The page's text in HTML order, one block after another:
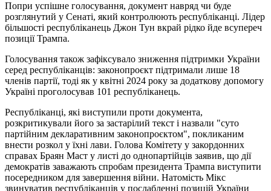
Попри успішне голосування, документ навряд чи буде
розглянутий у Сенаті, який контролюють республіканці. Лідер
більшості республіканець Джон Тун вкрай рідко йде всупереч
позиції Трампа.
Голосування також зафіксувало зниження підтримки України
серед республіканців: законопроєкт підтримали лише 18
членів партії, тоді як у квітні 2024 року за додаткову допомогу
Україні проголосував 101 республіканець.
Республіканці, які виступили проти документа,
розкритикували його за застарілий текст і назвали "суто
партійним декларативним законопроєктом", покликаним
внести розкол у їхні лави. Голова Комітету у закордонних
справах Браян Маст у листі до однопартійців заявив, що дії
демократів заважають спробам президента Трампа виступити
посередником для завершення війни. Натомість Мікс
звинуватив республіканців у послабленні позицій України